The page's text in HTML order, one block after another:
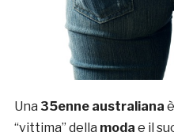
Una 35enne australiana
“vittima” della moda e il